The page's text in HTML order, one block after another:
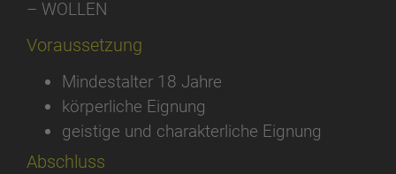
– WOLLEN
Voraussetzung
Mindestalter 18 Jahre
körperliche Eignung
geistige und charakterliche Eignung
Abschluss